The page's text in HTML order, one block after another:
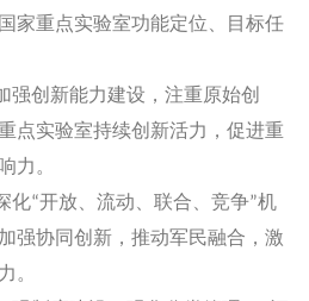
家重点实验室功能定位、目标任
新能力建设，注重原始创
点实验室持续创新活力，促进重
力。
开放、流动、联合、竞争”机
强协同创新，推动军民融合，激
。